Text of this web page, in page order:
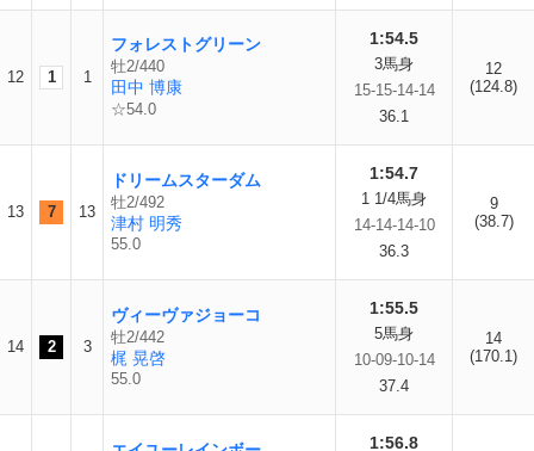
12 1 1
フォレストグリーン
牡2/440
田中 博康
☆54.0
1:54.5
3馬身
15-15-14-14
36.1
12
(124.8)
13 7 13
ドリームスターダム
牡2/492
津村 明秀
55.0
1:54.7
1 1/4馬身
14-14-14-10
36.3
9
(38.7)
14 2 3
ヴィーヴァジョーコ
牡2/442
梶 晃啓
55.0
1:55.5
5馬身
10-09-10-14
37.4
14
(170.1)
1:56.8